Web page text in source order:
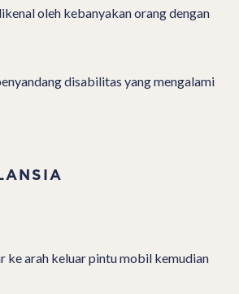
oleh kebanyakan orang dengan
disabilitas yang mengalami
ke arah keluar pintu mobil kemudian